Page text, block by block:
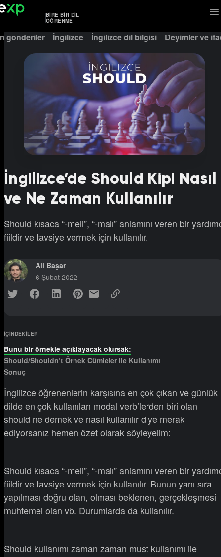
BIRE BIR DIL
ÖĞRENME
gönderiler İngilizce İngilizce dil bilgisi Deyimler ve
İngilizce’de Should Kipi Nasıl
ve Ne Zaman Kullanılır
Should kısaca “-meli”, “-malı” anlamını veren bir
fiildir ve tavsiye vermek için kullanılır.
Ali Başar
6 Şubat 2022
IÇINDEKILER
Bunu bir örnekle açıklayacak olursak:
Should/Shouldn’t Örnek Cümleler ile Kullanımı
Sonuç
İngilizce öğrenenlerin karşısına en çok çıkan ve günlük
dilde en çok kullanılan modal verb’lerden biri olan
should ne demek ve nasıl kullanılır diye merak
ediyorsanız hemen özet olarak söyleyelim:
Should kısaca “-meli”, “-malı” anlamını veren bir
fiildir ve tavsiye vermek için kullanılır. Bunun yanı sıra
yapılması doğru olan, olması beklenen, gerçekleşmesi
muhtemel olan vb. Durumlarda da kullanılır.
Should kullanımı zaman zaman must kullanımı ile